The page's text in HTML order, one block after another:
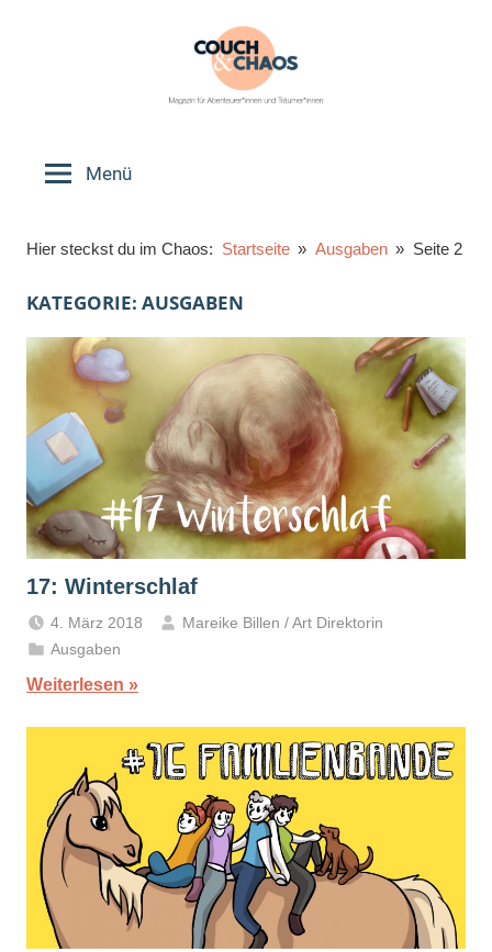
Chaos
Menü
Hier steckst du im Chaos: Startseite Ausgaben Seite 2
KATEGORIE: AUSGABEN
17: Winterschlaf
4. März 2018
Mareike Billen / Art Direktorin
Ausgaben
Weiterlesen